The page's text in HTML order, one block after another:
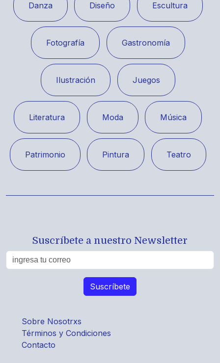
Danza Diseño Escultura
Fotografía Gastronomía
Ilustración Juegos
Literatura Moda Música
Patrimonio Pintura Teatro
Suscríbete a nuestro Newsletter
Sobre Nosotrxs
Términos y Condiciones
Contacto